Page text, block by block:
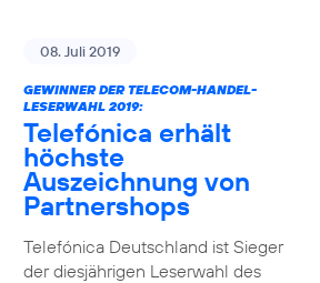
08. Juli 2019
GEWINNER DER TELECOM-HANDEL-
LESERWAHL 2019:
Telefónica erhält
höchste
Auszeichnung von
Partnershops
Telefónica Deutschland ist Sieger
der diesjährigen Leserwahl des